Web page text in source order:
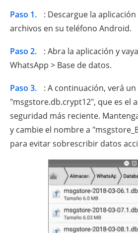
Paso 1.
: Descargue la
archivos en su teléfono Android.
Paso 2.
: Abra la aplicación y
WhatsApp > Base de datos.
Paso 3.
: A continuación, verá
"msgstore.db.crypt12", que es el
seguridad más reciente.
y cambie el nombre a
para evitar sobrescribir datos